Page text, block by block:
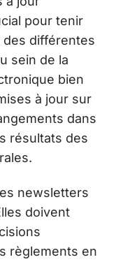
pour tenir
différentes
sein de la
bien
à jour sur
dans
résultats des
newsletters
doivent
règlements en